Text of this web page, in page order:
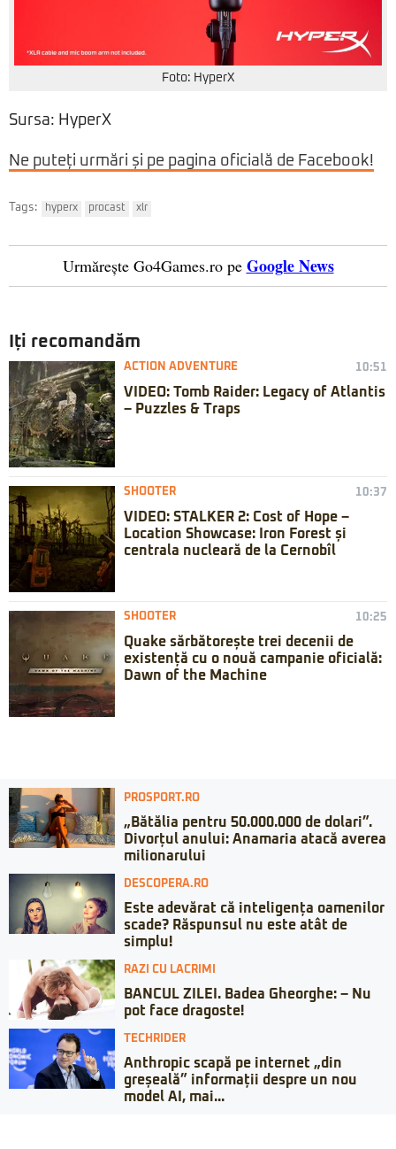
Foto: HyperX
Sursa: HyperX
Ne puteți urmări și pe pagina oficială de Facebook!
Tags: hyperx procast xlr
Urmărește Go4Games.ro pe Google News
Iți recomandăm
ACTION ADVENTURE 10:51
VIDEO: Tomb Raider: Legacy of Atlantis
– Puzzles & Traps
SHOOTER 10:37
VIDEO: STALKER 2: Cost of Hope –
Location Showcase: Iron Forest și
centrala nucleară de la Cernobîl
SHOOTER 10:25
Quake sărbătorește trei decenii de
existență cu o nouă campanie oficială:
Dawn of the Machine
PROSPORT.RO
„Bătălia pentru 50.000.000 de dolari”.
Divorțul anului: Anamaria atacă averea
milionarului
DESCOPERA.RO
Este adevărat că inteligența oamenilor
scade? Răspunsul nu este atât de
simplu!
RAZI CU LACRIMI
BANCUL ZILEI. Badea Gheorghe: – Nu
pot face dragoste!
TECHRIDER
Anthropic scapă pe internet „din
greșeală” informații despre un nou
model AI, mai...